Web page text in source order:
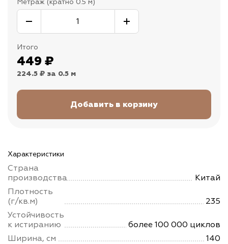
Итого
449 ₽
224.5 ₽ за 0.5 м
Характеристики
Страна
производства
Китай
Плотность
(г/кв.м)
235
Устойчивость
к истиранию
более 100 000 циклов
Ширина, см
140